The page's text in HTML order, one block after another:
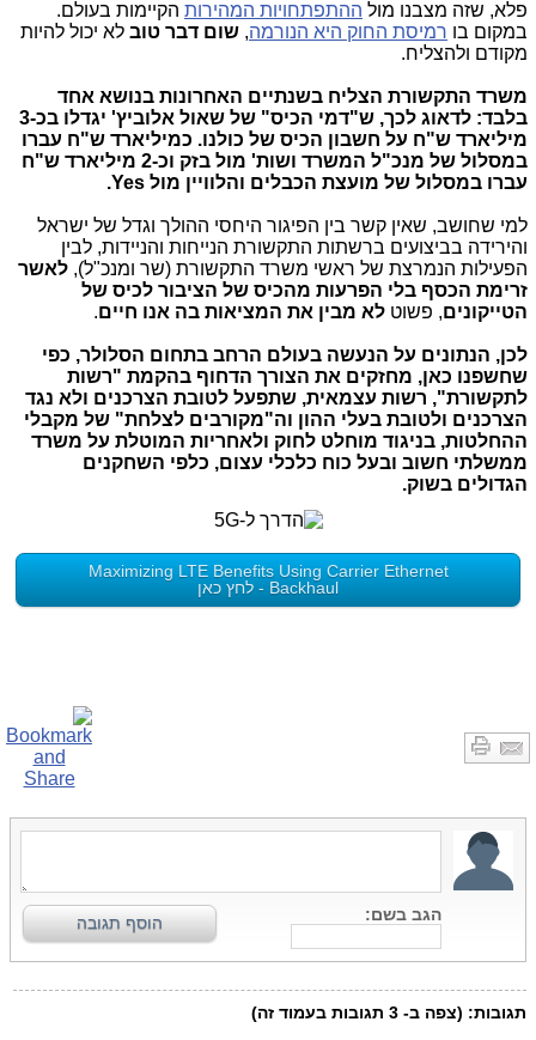
פלא, שזה מצבנו מול ההתפתחויות המהירות הקיימות בעולם.
במקום בו רמיסת החוק היא הנורמה, שום דבר טוב לא יכול להיות
מקודם ולהצליח.
משרד התקשורת הצליח בשנתיים האחרונות בנושא אחד
בלבד: לדאוג לכך, ש"דמי הכיס" של שאול אלוביץ' יגדלו בכ-3
מיליארד ש"ח על חשבון הכיס של כולנו. כמיליארד ש"ח עברו
במסלול של מנכ"ל המשרד ושות' מול בזק וכ-2 מיליארד ש"ח
עברו במסלול של מועצת הכבלים והלוויין מול Yes.
למי שחושב, שאין קשר בין הפיגור היחסי ההולך וגדל של ישראל
והירידה בביצועים ברשתות התקשורת הנייחות והניידות, לבין
הפעילות הנמרצת של ראשי משרד התקשורת (שר ומנכ"ל), לאשר
זרימת הכסף בלי הפרעות מהכיס של הציבור לכיס של
הטייקונים, פשוט לא מבין את המציאות בה אנו חיים.
לכן, הנתונים על הנעשה בעולם הרחב בתחום הסלולר, כפי
שחשפנו כאן, מחזקים את הצורך הדחוף בהקמת "רשות
לתקשורת", רשות עצמאית, שתפעל לטובת הצרכנים ולא נגד
הצרכנים ולטובת בעלי ההון וה"מקורבים לצלחת" של מקבלי
ההחלטות, בניגוד מוחלט לחוק ולאחריות המוטלת על משרד
ממשלתי חשוב ובעל כוח כלכלי עצום, כלפי השחקנים
הגדולים בשוק.
Maximizing LTE Benefits Using Carrier Ethernet
Backhaul - לחץ כאן